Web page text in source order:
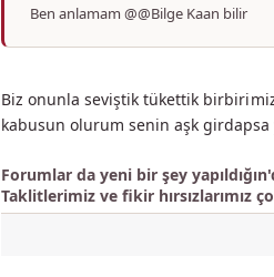
Ben anlamam @@Bilge Kaan bilir
Biz onunla seviştik tükettik
kabusun olurum senin aşk
Forumlar da yeni bir şey
Taklitlerimiz ve fikir hırsızlarımız